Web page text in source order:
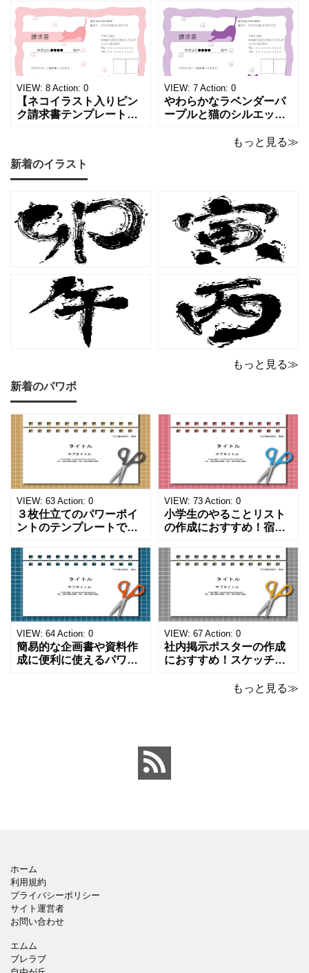
チックな請求書雛形で
す。パステルピンクやラ
ベンダーの色彩がやわら
かな質感を生み出し、受
け取った相手の心をくす
ぐる特別な仕上がりとな
っています。 ハンドメイ
ド雑貨、コスメブラン
感あふれるライトブルー
背景に、ジュエルモチー
フを散りばめた煌びやか
な請求書素材です。清潔
感と高級感が同居するデ
ザインは、クライアント
に信頼感と華やかな印象
を同時に届けます
VIEW: 8 Action: 0
【ネコイラスト入りピン
ク請求書テンプレート
ーの猫デザイン請求書雛
形です。波打ちフレーム
シルエットや小さな肉球
モチーフが、ビジネス文
書にさりげない
VIEW: 7 Action: 0
やわらかなラベンダーパ
ープルと猫のシルエット
おしゃれな請求書フォー
他とは一味違う個性を演
出したいときにも活躍し
ます。 猫カフェやトリミ
ングサロン
もっと見る≫
新着のイラスト
もっと見る≫
新着のパワポ
VIEW: 63 Action: 0
３枚仕立てのパワーポイ
ントのテンプレートで
ペンのワンポイントイラ
ストが描かれています。
ご案内やお知らせなど簡
単な資料を時短で作成で
きる便利なフォーマット
になります。 文房具好き
の方、掲示ポスターを作
成をされたい方におす
VIEW: 73 Action: 0
小学生のやることリスト
の作成におすすめ！宿題
事をまとめたい時のフォ
ーマットにおすすめしま
す。 ノートタイプのフォ
ーマットで文字入れをし
やすく、壁に貼ってもか
わいいデザインです。お
子さんが見てもテンショ
ンが上がるテンプレ
VIEW: 64 Action: 0
簡易的な企画書や資料作
成に便利に使えるパワー
VIEW: 67 Action: 0
社内掲示ポスターの作成
におすすめ！スケッチブ
なパワーポイントのテン
トにおすすめします。 ダ
ウンロードしてテキス
もっと見る≫
ホーム
利用規約
プライバシーポリシー
サイト運営者
お問い合わせ
エムム
ブレラブ